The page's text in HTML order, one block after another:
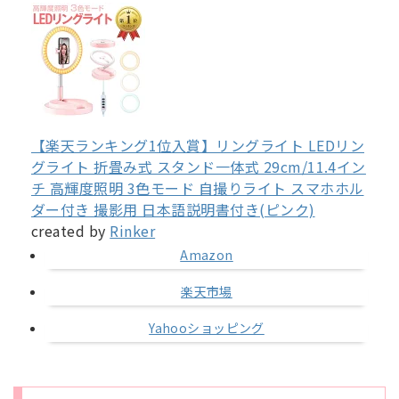
【楽天ランキング1位入賞】リングライト LEDリン
グライト 折畳み式 スタンド一体式 29cm/11.4イン
チ 高輝度照明 3色モード 自撮りライト スマホホル
ダー付き 撮影用 日本語説明書付き(ピンク)
created by Rinker
Amazon
楽天市場
Yahooショッピング